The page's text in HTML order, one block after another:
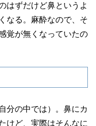
はずだけど鼻というよ
なる。麻酔なので、そ
覚が無くなっていたの
分の中では）。鼻にカ
けど、実際はそんなに